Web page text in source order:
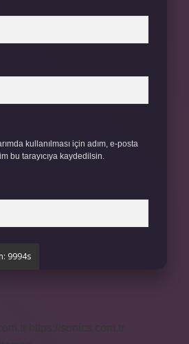
kullanılması için adım, e-posta
bu tarayıcıya kaydedilsin.